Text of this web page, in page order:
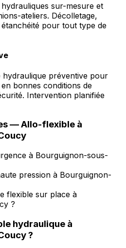
sur-mesure et
ateliers. Décolletage,
pour tout type de
hydraulique préventive pour
bonnes conditions de
Intervention planifiée
—Allo-flexible à
à Bourguignon-sous-
pression à Bourguignon-
flexible sur place à
?
hydraulique à
?